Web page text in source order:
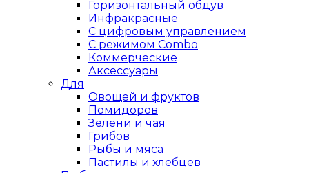
Горизонтальный обдув
Инфракрасные
С цифровым управлением
С режимом Combo
Коммерческие
Аксессуары
Для
Овощей и фруктов
Помидоров
Зелени и чая
Грибов
Рыбы и мяса
Пастилы и хлебцев